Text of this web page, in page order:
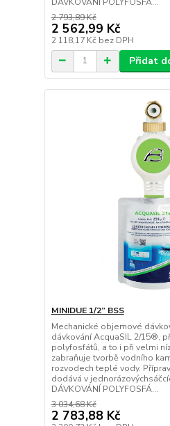
2 793,89 Kč
2 562,99 Kč
2 118,17 Kč bez DPH
Přidat
MINIDUE 1/2” BSS
Mechanické objemové
dávkování AcquaSIL 2/15®,
polyfosfátů, a to i při velmi
zabraňuje tvorbě vodního
rozvodech teplé vody.
dodává v
DÁVKOVÁNÍ POLYFOSFÁ...
3 034,68 Kč
2 783,88 Kč